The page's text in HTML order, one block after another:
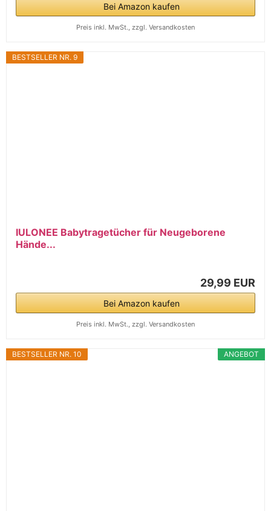
Bei Amazon kaufen
Preis inkl. MwSt., zzgl. Versandkosten
BESTSELLER NR. 9
IULONEE Babytragetücher für Neugeborene
Hände...
29,99 EUR
Bei Amazon kaufen
Preis inkl. MwSt., zzgl. Versandkosten
ANGEBOT
BESTSELLER NR. 10